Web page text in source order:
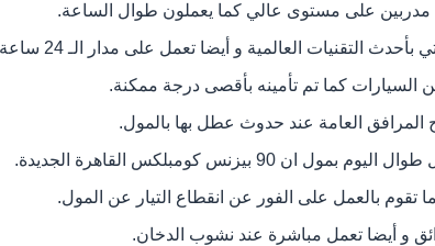
مدربين على مستوى عالي كما يعملون طوال الساعة.
التقنيات العالمية و أيضا تعمل على مدار الـ 24 ساعة.
السيارات كما تم تأمينه بأقصى درجة ممكنة.
المرافق العامة عند حدوث عطل بها بالمول.
ان 90 بيزنس كومبلكس القاهرة الجديدة.
تقوم بالعمل على الفور عن انقطاع التيار عن المول.
و أيضا تعمل مباشرة عند نشوب الدخان.